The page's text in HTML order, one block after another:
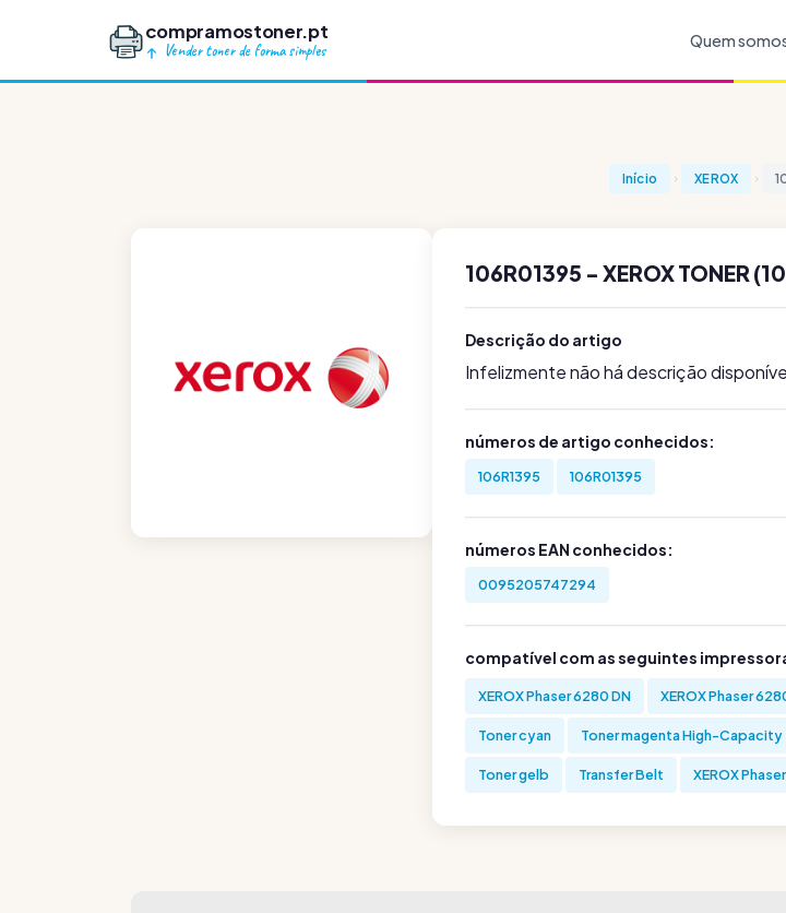
compramostoner.pt
Vender toner de forma simples
Quem
Início XEROX
106R01395 - XEROX TONER
Descrição do artigo
Infelizmente não há descrição
números de artigo conhecidos:
106R1395 106R01395
números EAN conhecidos:
0095205747294
compatível com as seguintes
XEROX Phaser 6280 DN XEROX Phaser
Toner cyan Toner magenta High-Capacity
Toner gelb Transfer Belt XEROX